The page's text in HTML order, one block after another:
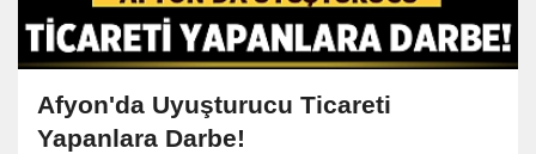
Afyon'da Uyuşturucu Ticareti
Yapanlara Darbe!